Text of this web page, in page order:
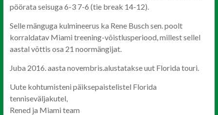
pöörata seisuga 6-3 7-6 (tie break 14-12).
Selle mänguga kulmineerus ka Rene Busch sen. poolt
korraldatav Miami treening-võistlusperiood, millest sellel
aastal võttis osa 21 noormängijat.
Juba 2016. aasta novembris.alustatakse uut Florida touri.
Uute kohtumisteni päiksepaistelistel Florida
tenniseväljakutel,
Rened ja Miami team